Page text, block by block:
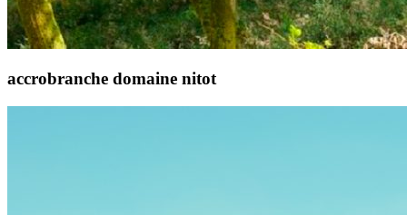
accrobranche domaine nitot